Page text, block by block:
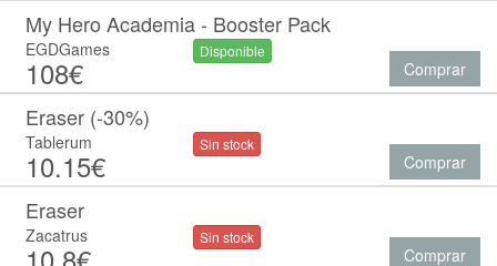
My Hero Academia - Booster Pack
EGDGames
108€
Disponible
Comprar
Eraser (-30%)
Tablerum
10.15€
Sin stock
Comprar
Eraser
Zacatrus Sin stock
Comprar